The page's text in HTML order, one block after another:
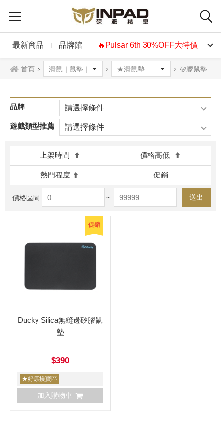
最新商品 品牌館 🔥Pulsar 6th 30%OFF大特價🔥
首頁 矽膠鼠墊
品牌 請選擇條件
遊戲類型推薦 請選擇條件
上架時間 價格高低
熱門程度 促銷
價格區間 ~ 送出
促銷
Ducky Silica無縫邊矽膠鼠
墊
$390
★好康撿寶區
加入購物車